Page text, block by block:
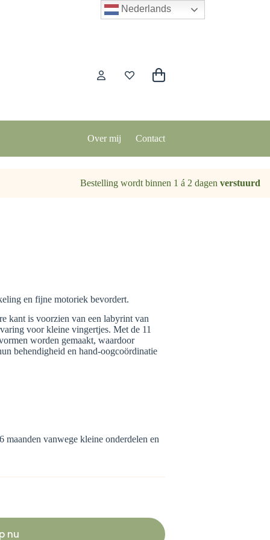
Winkelwagen
Over mij Contact
Bestelling wordt binnen 1 á 2 dagen verstuurd
en fijne motoriek bevordert.
kant is voorzien van een labyrint van
voor kleine vingertjes. Met de 11
worden gemaakt, waardoor
behendigheid en hand-oogcoördinatie
vanwege kleine onderdelen en
nu
Nederlands